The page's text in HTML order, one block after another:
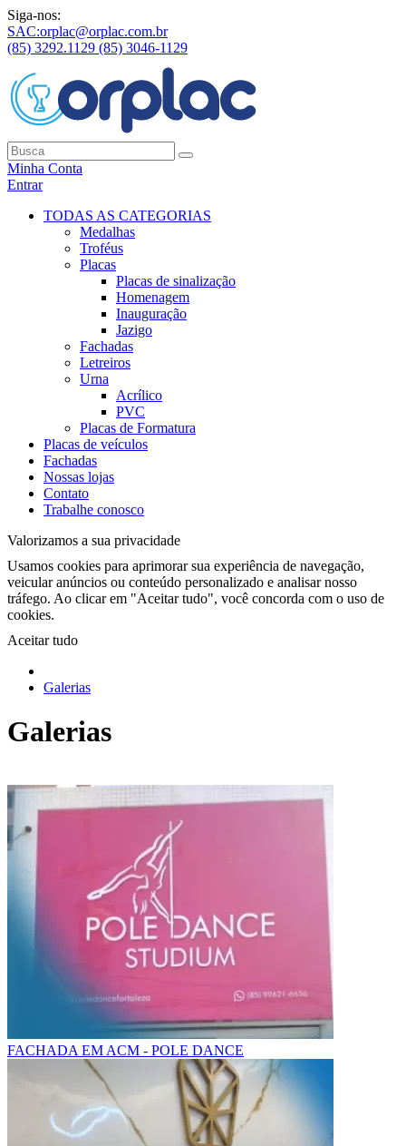
Siga-nos:
SAC:orplac@orplac.com.br
(85) 3292.1129 (85) 3046-1129
Minha Conta
Entrar
TODAS AS CATEGORIAS
Medalhas
Troféus
Placas
Placas de sinalização
Homenagem
Inauguração
Jazigo
Fachadas
Letreiros
Urna
Acrílico
PVC
Placas de Formatura
Placas de veículos
Fachadas
Nossas lojas
Contato
Trabalhe conosco
Valorizamos a sua privacidade
Usamos cookies para aprimorar sua experiência de navegação,
veicular anúncios ou conteúdo personalizado e analisar nosso
tráfego. Ao clicar em "Aceitar tudo", você concorda com o uso de
cookies.
Aceitar tudo
Galerias
Galerias
FACHADA EM ACM - POLE DANCE